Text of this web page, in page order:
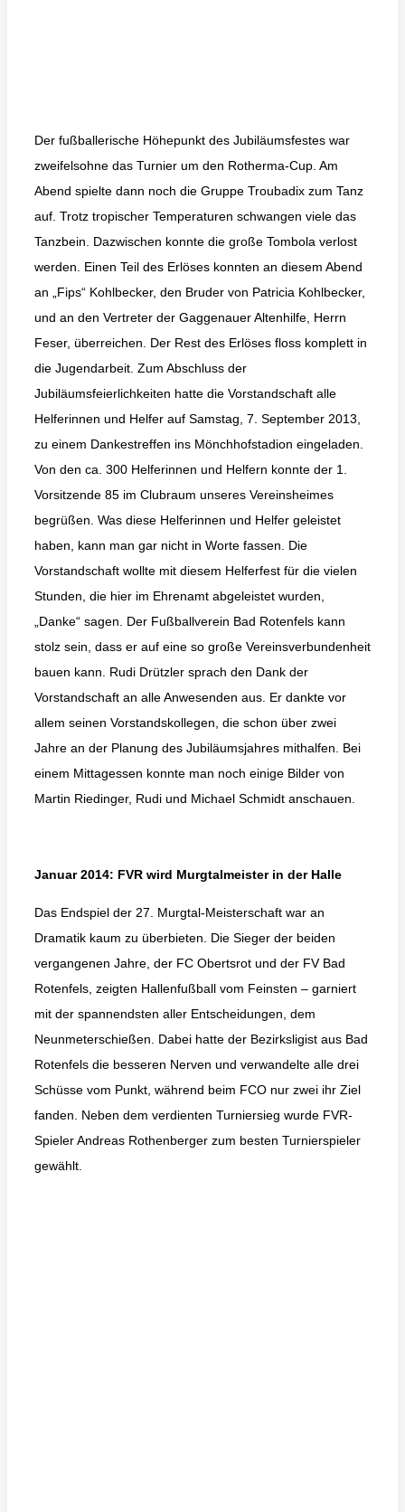
Der fußballerische Höhepunkt des Jubiläumsfestes war
zweifelsohne das Turnier um den Rotherma-Cup. Am
Abend spielte dann noch die Gruppe Troubadix zum Tanz
auf. Trotz tropischer Temperaturen schwangen viele das
Tanzbein. Dazwischen konnte die große Tombola verlost
werden. Einen Teil des Erlöses konnten an diesem Abend
an „Fips“ Kohlbecker, den Bruder von Patricia Kohlbecker,
und an den Vertreter der Gaggenauer Altenhilfe, Herrn
Feser, überreichen. Der Rest des Erlöses floss komplett in
die Jugendarbeit. Zum Abschluss der
Jubiläumsfeierlichkeiten hatte die Vorstandschaft alle
Helferinnen und Helfer auf Samstag, 7. September 2013,
zu einem Dankestreffen ins Mönchhofstadion eingeladen.
Von den ca. 300 Helferinnen und Helfern konnte der 1.
Vorsitzende 85 im Clubraum unseres Vereinsheimes
begrüßen. Was diese Helferinnen und Helfer geleistet
haben, kann man gar nicht in Worte fassen. Die
Vorstandschaft wollte mit diesem Helferfest für die vielen
Stunden, die hier im Ehrenamt abgeleistet wurden,
„Danke“ sagen. Der Fußballverein Bad Rotenfels kann
stolz sein, dass er auf eine so große Vereinsverbundenheit
bauen kann. Rudi Drützler sprach den Dank der
Vorstandschaft an alle Anwesenden aus. Er dankte vor
allem seinen Vorstandskollegen, die schon über zwei
Jahre an der Planung des Jubiläumsjahres mithalfen. Bei
einem Mittagessen konnte man noch einige Bilder von
Martin Riedinger, Rudi und Michael Schmidt anschauen.
Januar 2014: FVR wird Murgtalmeister in der Halle
Das Endspiel der 27. Murgtal-Meisterschaft war an
Dramatik kaum zu überbieten. Die Sieger der beiden
vergangenen Jahre, der FC Obertsrot und der FV Bad
Rotenfels, zeigten Hallenfußball vom Feinsten – garniert
mit der spannendsten aller Entscheidungen, dem
Neunmeterschießen. Dabei hatte der Bezirksligist aus Bad
Rotenfels die besseren Nerven und verwandelte alle drei
Schüsse vom Punkt, während beim FCO nur zwei ihr Ziel
fanden. Neben dem verdienten Turniersieg wurde FVR-
Spieler Andreas Rothenberger zum besten Turnierspieler
gewählt.